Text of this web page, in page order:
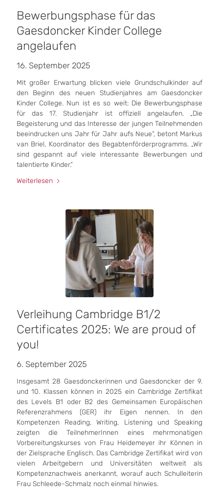
Bewerbungsphase für das
Gaesdoncker Kinder College
angelaufen
16. September 2025
Mit großer Erwartung blicken viele Grundschulkinder auf
den Beginn des neuen Studienjahres am Gaesdoncker
Kinder College. Nun ist es so weit: Die Bewerbungsphase
für das 17. Studienjahr ist offiziell angelaufen. „Die
Begeisterung und das Interesse der jungen Teilnehmenden
beeindrucken uns Jahr für Jahr aufs Neue“, betont Markus
van Briel, Koordinator des Begabtenförderprogramms. „Wir
sind gespannt auf viele interessante Bewerbungen und
talentierte Kinder.“
Weiterlesen
Verleihung Cambridge B1/2
Certificates 2025: We are proud of
you!
6. September 2025
Insgesamt 28 Gaesdonckerinnen und Gaesdoncker der 9.
und 10. Klassen können in 2025 ein Cambridge Zertifikat
des Levels B1 oder B2 des Gemeinsamen Europäischen
Referenzrahmens (GER) ihr Eigen nennen. In den
Kompetenzen Reading, Writing, Listening und Speaking
zeigten die TeilnehmerInnen eines mehrmonatigen
Vorbereitungskurses von Frau Heidemeyer ihr Können in
der Zielsprache Englisch. Das Cambridge Zertifikat wird von
vielen Arbeitgebern und Universitäten weltweit als
Kompetenznachweis anerkannt, worauf auch Schulleiterin
Frau Schleede-Schmalz noch einmal hinwies.